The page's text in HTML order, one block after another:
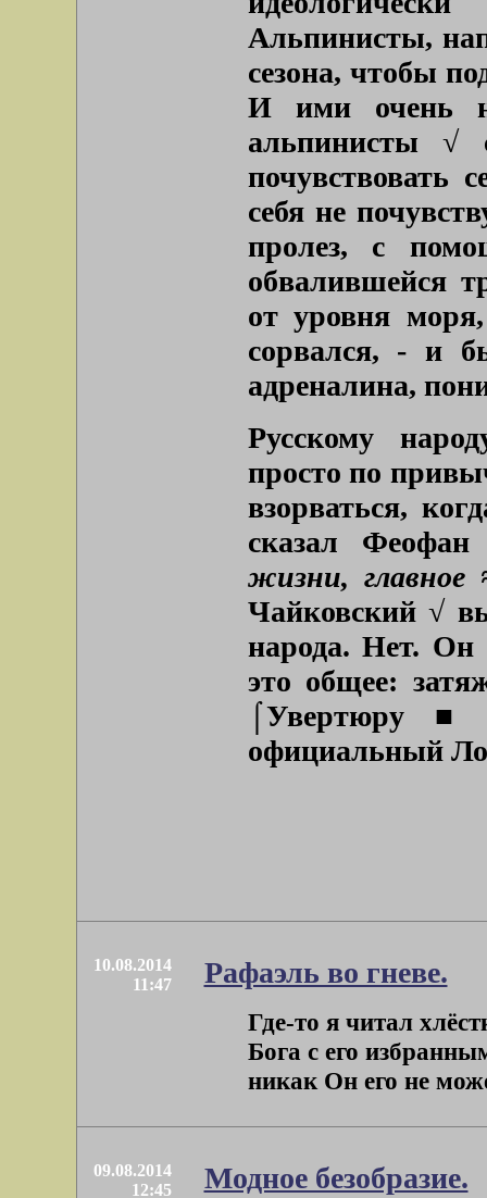
Альпинисты,
сезона, чтобы
И ими очень
альпинисты √
почувствовать
себя не
пролез, с
обвалившейся
от уровня
сорвался, - и
адреналина,
Русскому
просто по
взорваться,
сказал
жизни, главное
Чайковский √
народа. Нет. Он
это общее:
официальный
10.08.2014
11:47
Рафаэль во гневе.
Где-то я читал
Бога с его
никак Он его не
09.08.2014
12:45
Модное безобразие.